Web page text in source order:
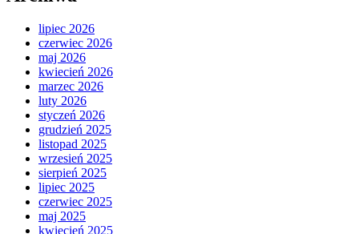
lipiec 2026
czerwiec 2026
maj 2026
kwiecień 2026
marzec 2026
luty 2026
styczeń 2026
grudzień 2025
listopad 2025
wrzesień 2025
sierpień 2025
lipiec 2025
czerwiec 2025
maj 2025
kwiecień 2025